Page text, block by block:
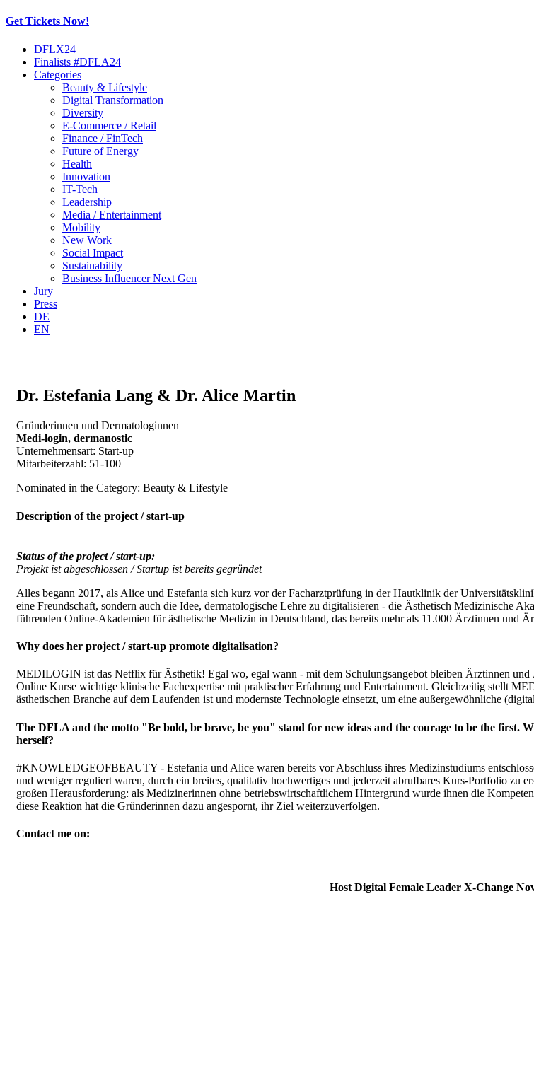
Get Tickets Now!
Skip
content
DFLX24
Finalists #DFLA24
Categories
Beauty & Lifestyle
Digital Transformation
Diversity
E-Commerce / Retail
Finance / FinTech
Future of Energy
Health
Innovation
IT-Tech
Leadership
Media / Entertainment
Mobility
New Work
Social Impact
Sustainability
Business Influencer Next Gen
Jury
Press
DE
EN
Dr. Estefania Lang & Dr. Alice Martin
Gründerinnen und Dermatologinnen
Medi-login, dermanostic
Unternehmensart: Start-up
Mitarbeiterzahl: 51-100
Nominated in the Category: Beauty & Lifestyle
Description of the project / start-up
Status of the project / start-up:
Projekt ist abgeschlossen / Startup ist bereits gegründet
Alles begann 2017, als Alice und Estefania sich kurz vor der Facharztprüfung in der Hautklinik der
eine Freundschaft, sondern auch die Idee, dermatologische Lehre zu digitalisieren - die Ästhetisch Medizinische
führenden Online-Akademien für ästhetische Medizin in Deutschland, das bereits mehr als 11.000 Ärztinnen und
Why does her project / start-up promote digitalisation?
MEDILOGIN ist das Netflix für Ästhetik! Egal wo, egal wann - mit dem Schulungsangebot bleiben Ärztinnen
Online Kurse wichtige klinische Fachexpertise mit praktischer Erfahrung und Entertainment. Gleichzeitig stellt
ästhetischen Branche auf dem Laufenden ist und modernste Technologie einsetzt, um eine außergewöhnliche
The DFLA and the motto "Be bold, be brave, be you" stand for new ideas and the courage to be the first.
herself?
#KNOWLEDGEOFBEAUTY - Estefania und Alice waren bereits vor Abschluss ihres Medizinstudiums
und weniger reguliert waren, durch ein breites, qualitativ hochwertiges und jederzeit abrufbares Kurs-Portfolio zu
großen Herausforderung: als Medizinerinnen ohne betriebswirtschaftlichem Hintergrund wurde ihnen die
diese Reaktion hat die Gründerinnen dazu angespornt, ihr Ziel weiterzuverfolgen.
Contact me on:
Host Digital Female Leader X-Change